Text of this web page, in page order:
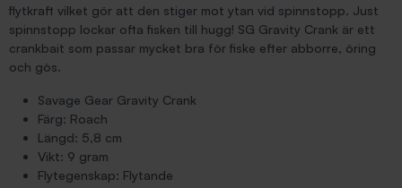
flytkraft vilket gör att den stiger mot ytan vid spinnstopp. Just
spinnstopp lockar ofta fisken till hugg! SG Gravity Crank är ett
crankbait som passar mycket bra för fiske efter abborre, öring
och gös.
Savage Gear Gravity Crank
Färg: Roach
Längd: 5,8 cm
Vikt: 9 gram
Flytegenskap: Flytande